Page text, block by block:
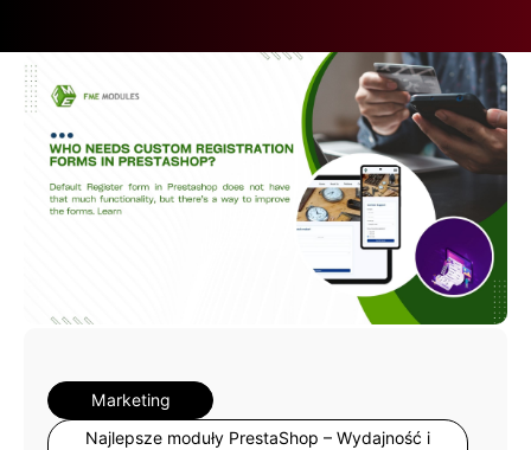
Marketing
Najlepsze moduły PrestaShop – Wydajność i